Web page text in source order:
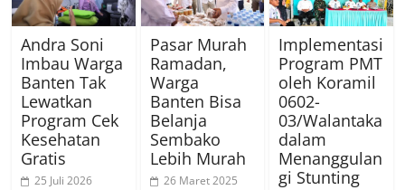
Andra Soni
Imbau Warga
Banten Tak
Lewatkan
Program Cek
Kesehatan
Gratis
25 Juli 2026
Pasar Murah
Ramadan,
Warga
Banten Bisa
Belanja
Sembako
Lebih Murah
26 Maret 2025
Implementasi
Program PMT
oleh Koramil
0602-
03/Walantaka
dalam
Menanggulan
gi Stunting